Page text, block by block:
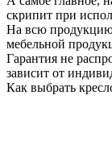
скрипит при
На всю продукцию
мебельной
Гарантия не
зависит от
Как выбрать